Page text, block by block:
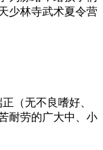
少林寺武术夏令营
（无不良嗜好、
耐劳的广大中、小